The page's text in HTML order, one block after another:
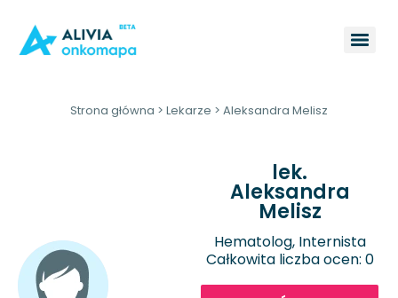
Strona główna > Lekarze > Aleksandra Melisz
lek.
Aleksandra
Melisz
Hematolog, Internista
Całkowita liczba ocen: 0